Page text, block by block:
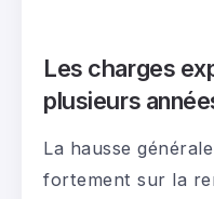
Les charges
plusieurs
La hausse
fortement sur la